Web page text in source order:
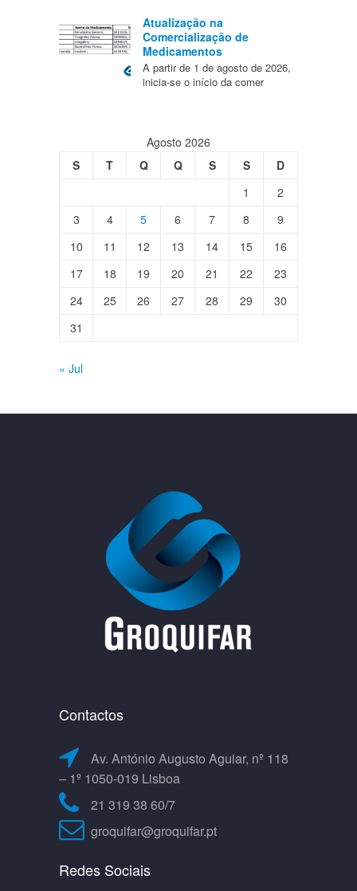
Atualização na
Comercialização de
Medicamentos
A partir de 1 de agosto de 2026,
inicia-se o início da comer
Agosto 2026
S
T Q Q S S
D
1
2
3
4 5 6 7 8
9
10
11 12 13 14 15
16
17
18 19 20 21 22
23
24
25 26 27 28 29
30
31
« Jul
Contactos
Av. António Augusto Aguiar, nº 118
– 1º 1050-019 Lisboa
21 319 38 60/7
groquifar@groquifar.pt
Redes Sociais